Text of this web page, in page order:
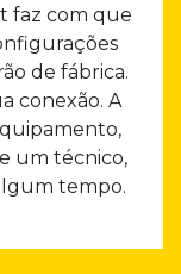
faz com que
de fábrica.
conexão. A
um técnico,
tempo.